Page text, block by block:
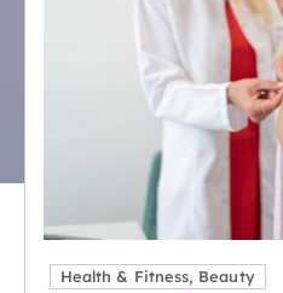
Health & Fitness, Beauty